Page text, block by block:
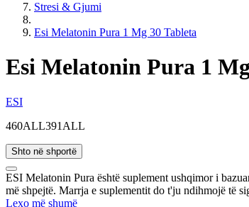
Stresi & Gjumi
Esi Melatonin Pura 1 Mg 30 Tableta
Esi Melatonin Pura 1
ESI
460ALL391ALL
Shto në shportë
ESI Melatonin Pura është suplement ushqimor i
më shpejtë. Marrja e suplementit do t'ju ndihmojë të
Lexo më shumë